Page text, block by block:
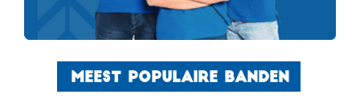
MEEST POPULAIRE BANDEN